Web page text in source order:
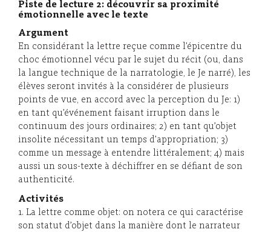
Piste de lecture 2: découvrir sa proximité
émotionnelle avec le texte
Argument
En considérant la lettre reçue comme l’épicentre du
choc émotionnel vécu par le sujet du récit (ou, dans
la langue technique de la narratologie, le Je narré), les
élèves seront invités à la considérer de plusieurs
points de vue, en accord avec la perception du Je: 1)
en tant qu’événement faisant irruption dans le
continuum des jours ordinaires; 2) en tant qu’objet
insolite nécessitant un temps d’appropriation; 3)
comme un message à entendre littéralement; 4) mais
aussi un sous-texte à déchiffrer en se défiant de son
authenticité.
Activités
1. La lettre comme objet: on notera ce qui caractérise
son statut d’objet dans la manière dont le narrateur